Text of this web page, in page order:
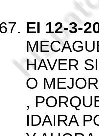
El 12-3-
HAVER
O
,
IDAIRA